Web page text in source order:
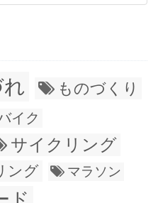
ものづくり
イク
サイクリング
ング マラソン